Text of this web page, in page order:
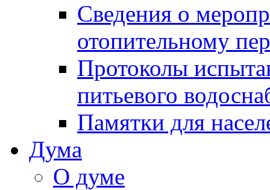
Сведения о
отопительному
Протоколы
питьевого
Памятки для
Дума
О думе